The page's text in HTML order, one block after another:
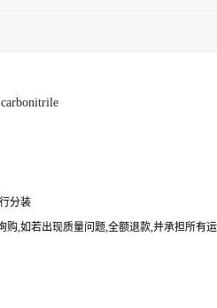
分装
购,如若出现质量问题,全额退款,并承担所有运